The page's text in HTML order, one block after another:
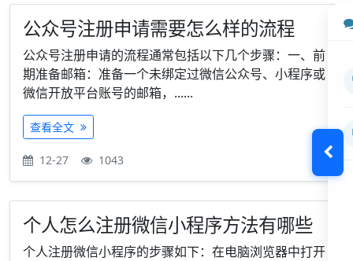
公众号注册申请需要怎么样的流程
公众号注册申请的流程通常包括以下几个步骤：一、前
期准备邮箱：准备一个未绑定过微信公众号、小程序或
微信开放平台账号的邮箱，......
查看全文
12-27 1043
个人怎么注册微信小程序方法有哪些
个人注册微信小程序的步骤如下：在电脑浏览器中打开